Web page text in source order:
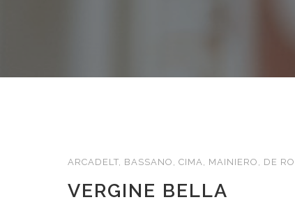
ARCADELT, BASSANO, CIMA, MAINIERO, DE
VERGINE BELLA